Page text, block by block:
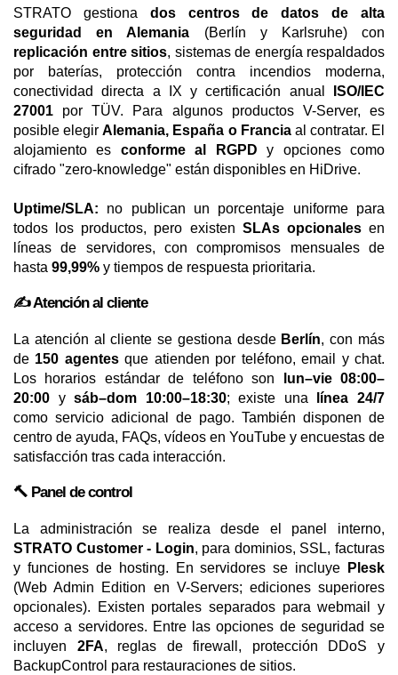
STRATO gestiona dos centros de datos de alta
seguridad en Alemania (Berlín y Karlsruhe) con
replicación entre sitios, sistemas de energía respaldados
por baterías, protección contra incendios moderna,
conectividad directa a IX y certificación anual
ISO/IEC
27001 por TÜV. Para algunos productos V-Server, es
posible elegirAlemania, España o Franciaal contratar. El
alojamiento es conforme al RGPD y opciones como
cifrado "zero-knowledge" están disponibles en HiDrive.
Uptime/SLA: no publican un porcentaje uniforme para
todos los productos, pero existen SLAs opcionalesen
líneas de servidores, con compromisos mensuales de
hasta 99,99% y tiempos de respuesta prioritaria.
✍️ Atención al cliente
La atención al cliente se gestiona desde Berlín, con más
de 150 agentesque atienden por teléfono, email y chat.
Los horarios estándar de teléfono son
lun–vie 08:00–
20:00 ysáb–dom 10:00–18:30; existe una
línea 24/7
como servicio adicional de pago. También disponen de
centro de ayuda, FAQs, vídeos en YouTube y encuestas de
satisfacción tras cada interacción.
🔨 Panel de control
La administración se realiza desde el panel interno,
STRATO Customer - Login, para dominios, SSL, facturas
y funciones de hosting. En servidores se incluye
Plesk
(Web Admin Edition en V-Servers; ediciones superiores
opcionales). Existen portales separados para webmail y
acceso a servidores. Entre las opciones de seguridad se
incluyen 2FA, reglas de firewall, protección DDoS y
BackupControl para restauraciones de sitios.